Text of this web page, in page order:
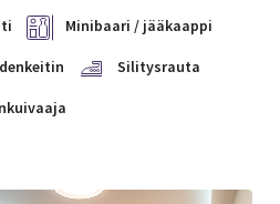
Minibaari / jääkaappi
Silitysrauta